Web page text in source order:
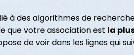
à des algorithmes de
que votre association est la
de voir dans les lignes qui